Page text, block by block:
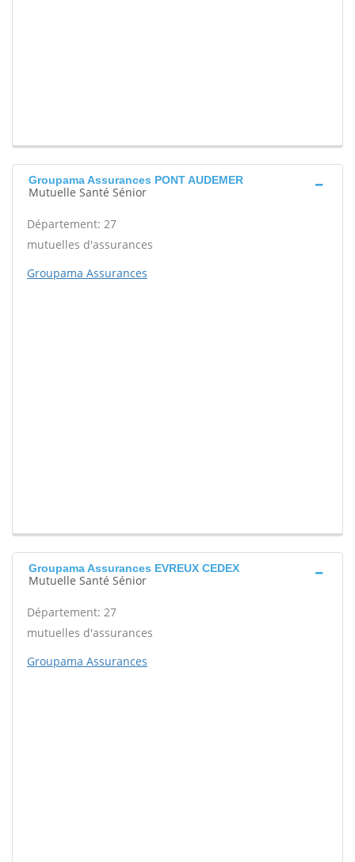
Groupama Assurances PONT AUDEMER
Mutuelle Santé Sénior
Département: 27
mutuelles d'assurances
Groupama Assurances
Groupama Assurances EVREUX CEDEX
Mutuelle Santé Sénior
Département: 27
mutuelles d'assurances
Groupama Assurances